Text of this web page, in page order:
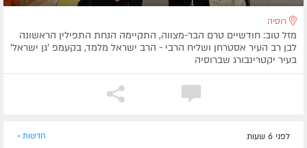
רוסיה
מזל טוב: חודשיים טרם הבר-מצווה, התקיימה הנחת התפילין הראשונה
לבן רב העיר אסטרחן ושליח הרבי - הרב ישראל מלמד, בקעמפ 'גן ישראל'
בעיר יקטרינבורג שברוסיה
לפני 6 שעות חדשות »